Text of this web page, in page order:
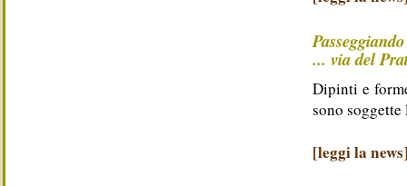
... via del
Dipinti e
sono
[leggi la